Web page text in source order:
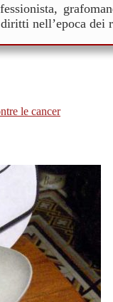
nell’epoca
le cancer